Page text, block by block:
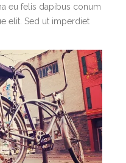
eu felis dapibus conum
elit. Sed ut imperdiet